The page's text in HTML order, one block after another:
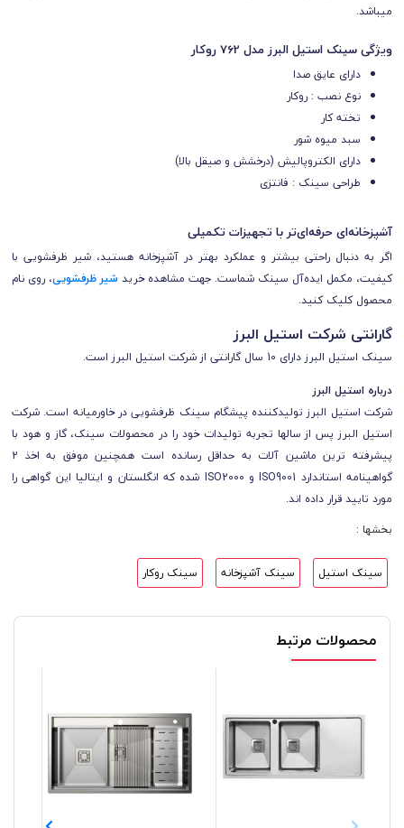
میباشد.
ویژگی سینک استیل البرز مدل 762 روکار
دارای عایق صدا
نوع نصب : روکار
تخته کار
سبد میوه شور
دارای الکتروپالیش (درخشش و صیقل بالا)
طراحی سینک : فانتزی
آشپزخانه‌ای حرفه‌ای‌تر با تجهیزات تکمیلی
اگر به دنبال راحتی بیشتر و عملکرد بهتر در آشپزخانه هستید، شیر ظرفشویی با
کیفیت، مکمل ایده‌آل سینک شماست. جهت مشاهده خریدشیر ظرفشویی، روی نام
محصول کلیک کنید.
گارانتی شرکت استیل البرز
سینک‌ استیل البرز دارای 10 سال گارانتی از شرکت استیل البرز است.
درباره استیل البرز
شرکت استیل البرز تولیدکننده پیشگام سینک ظرفشویی در خاورمیانه است. شرکت
استیل البرز پس از سالها تجربه تولیدات خود را در محصولات سینک، گاز و هود با
پیشرفته ترین ماشین آلات به حداقل رسانده است همچنین موفق به اخذ 2
گواهینامه استاندارد ISO9001 و ISO2000 شده که انگلستان و ایتالیا این گواهی را
مورد تایید قرار داده اند.
بخشها :
سینک استیل سینک آشپزخانه سینک روکار
محصولات مرتبط